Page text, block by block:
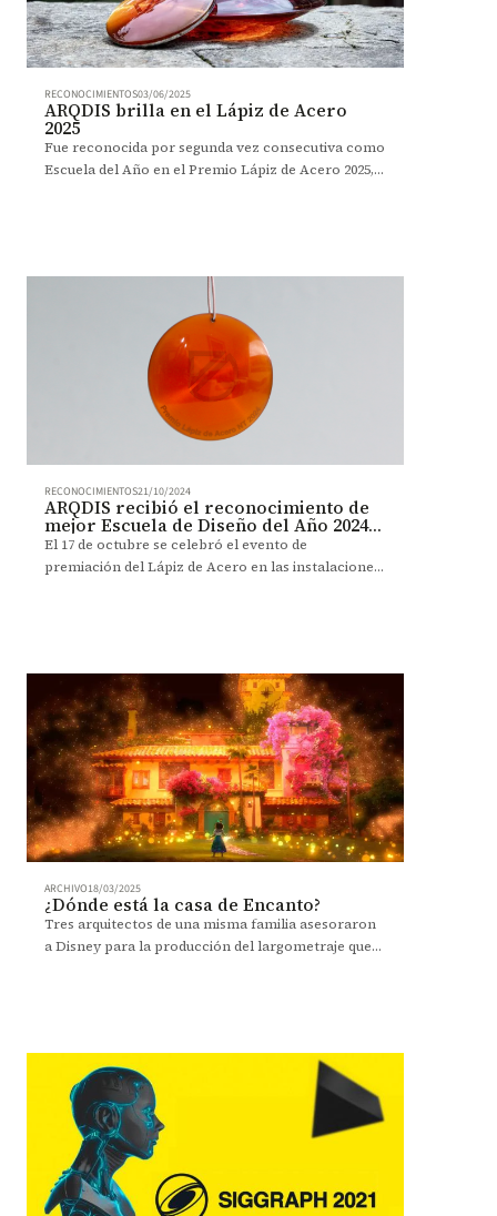
RECONOCIMIENTOS03/06/2025
ARQDIS brilla en el Lápiz de Acero
2025
Fue reconocida por segunda vez consecutiva como
Escuela del Año en el Premio Lápiz de Acero 2025,
RECONOCIMIENTOS21/10/2024
ARQDIS recibió el reconocimiento de
mejor Escuela de Diseño del Año 2024
en los Premios Lápiz de Acero
El 17 de octubre se celebró el evento de
premiación del Lápiz de Acero en las instalaciones
ARCHIVO18/03/2025
¿Dónde está la casa de Encanto?
Tres arquitectos de una misma familia asesoraron
a Disney para la producción del largometraje que